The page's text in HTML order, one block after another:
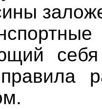
правила